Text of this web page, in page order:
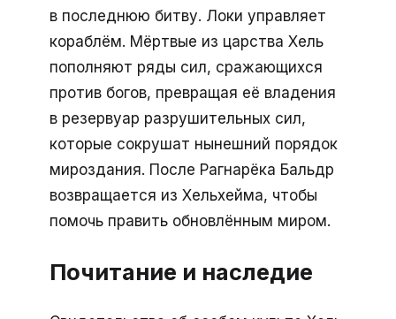
в последнюю битву. Локи управляет
кораблём. Мёртвые из царства Хель
пополняют ряды сил, сражающихся
против богов, превращая её владения
в резервуар разрушительных сил,
которые сокрушат нынешний порядок
мироздания. После Рагнарёка Бальдр
возвращается из Хельхейма, чтобы
помочь править обновлённым миром.
Почитание и наследие